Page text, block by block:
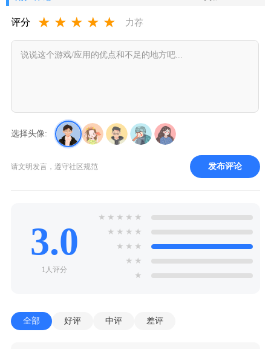
评分 ★ ★ ★ ★ ★ 力荐
选择头像:
请文明发言，遵守社区规范 发布评论
3.0
1人评分
★ ★ ★ ★ ★
★ ★ ★ ★
★ ★ ★
★ ★
★
全部 好评 中评 差评